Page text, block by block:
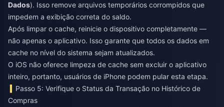
Dados). Isso remove arquivos temporários corrompidos que
impedem a exibição correta do saldo.
Após limpar o cache, reinicie o dispositivo completamente —
não apenas o aplicativo. Isso garante que todos os dados em
cache no nível do sistema sejam atualizados.
O iOS não oferece limpeza de cache sem excluir o aplicativo
inteiro, portanto, usuários de iPhone podem pular esta etapa.
Passo 5: Verifique o Status da Transação no Histórico de
Compras